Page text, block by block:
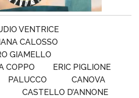
VENTRICE
CALOSSO
GIAMELLO
COPPO
ERIC PIGLIONE
PALUCCO
CANOVA
CASTELLO D’ANNONE